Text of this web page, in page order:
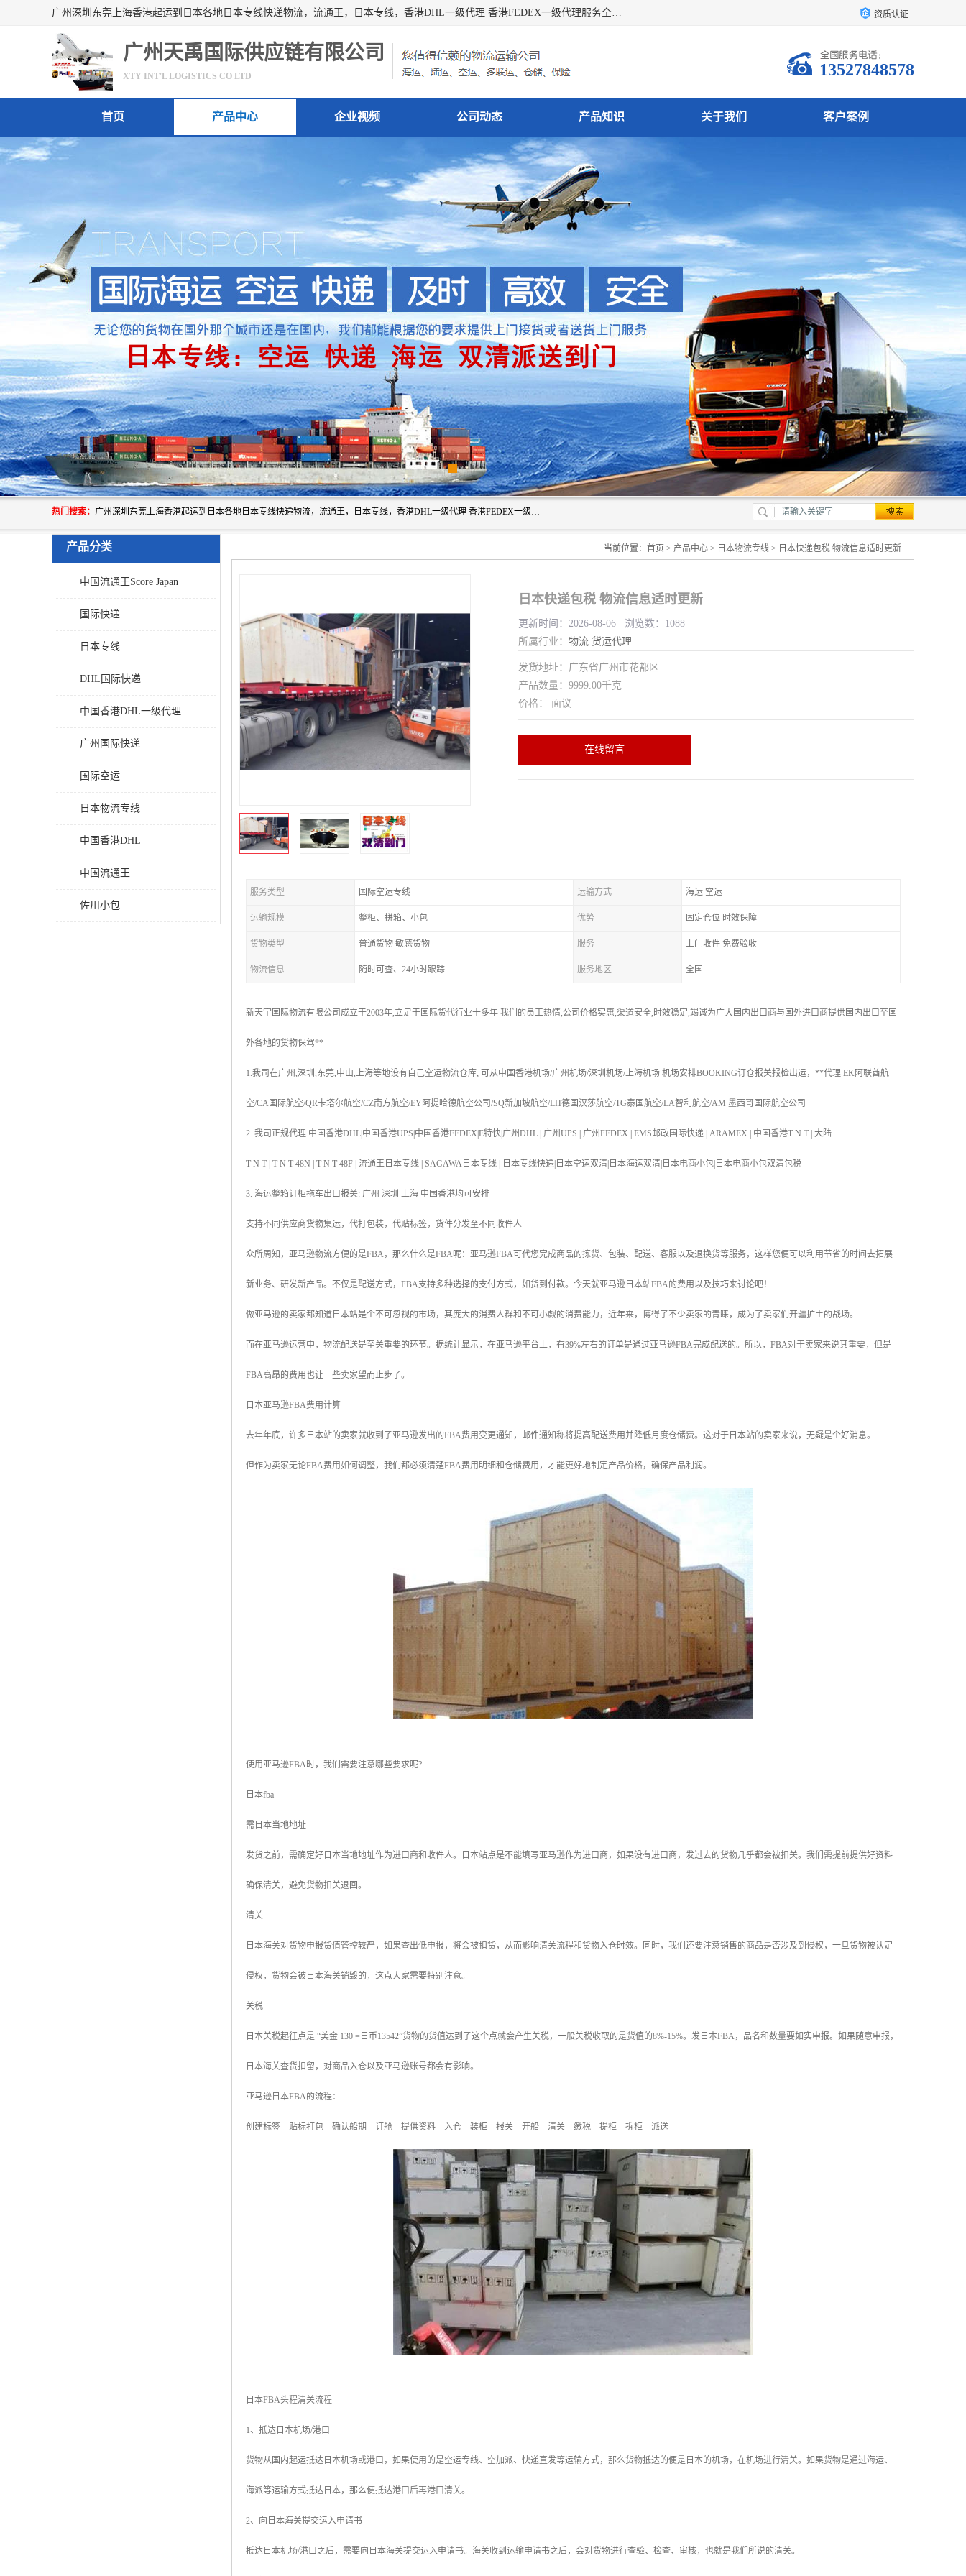
广州深圳东莞上海香港起运到日本各地日本专线快递物流，流通王，日本专线，香港DHL一级代理 香港FEDEX一级代理服务全球主要地区。我司各员工在国际物流行业经验超8年，热枕为各广大进口商与进口商提供优质服务. 资质认证
广州天禹国际供应链有限公司
XTY INT'L LOGISTICS CO LTD 13527848578
首页 产品中心 企业视频 公司动态 产品知识 关于我们 客户案例
热门搜索： 广州深圳东莞上海香港起运到日本各地日本专线快递物流，流通王，日本专线，香港DHL一级代理 香港FEDEX一级代理服务全球主要地区。我司各员工在国际物流行业经验超8年，热枕为各广大进口商与进口商提供优质服务.
产品分类
中国流通王Score Japan
国际快递
日本专线
DHL国际快递
中国香港DHL一级代理
广州国际快递
国际空运
日本物流专线
中国香港DHL
中国流通王
佐川小包
当前位置： 首页 > 产品中心 > 日本物流专线 > 日本快递包税 物流信息适时更新
日本快递包税 物流信息适时更新
更新时间：2026-08-06 浏览数：1088
所属行业： 物流 货运代理
发货地址：广东省广州市花都区
产品数量：9999.00千克
价格： 面议
在线留言
服务类型 国际空运专线 运输方式 海运 空运
运输规模 整柜、拼箱、小包 优势 固定仓位 时效保障
货物类型 普通货物 敏感货物 服务 上门收件 免费验收
物流信息 随时可查、24小时跟踪 服务地区 全国
新天宇国际物流有限公司成立于2003年,立足于国际货代行业十多年 我们的员工热情,公司价格实惠,渠道安全,时效稳定,竭诚为广大国内出口商与国外进口商提供国内出口至国
外各地的货物保驾**
1.我司在广州,深圳,东莞,中山,上海等地设有自己空运物流仓库; 可从中国香港机场/广州机场/深圳机场/上海机场 机场安排BOOKING订仓报关报检出运，**代理 EK阿联酋航
空/CA国际航空/QR卡塔尔航空/CZ南方航空/EY阿提哈德航空公司/SQ新加坡航空/LH德国汉莎航空/TG泰国航空/LA智利航空/AM 墨西哥国际航空公司
2. 我司正规代理 中国香港DHL|中国香港UPS|中国香港FEDEX|E特快|广州DHL | 广州UPS | 广州FEDEX | EMS邮政国际快递 | ARAMEX | 中国香港T N T | 大陆
T N T | T N T 48N | T N T 48F | 流通王日本专线 | SAGAWA日本专线 | 日本专线快递|日本空运双清|日本海运双清|日本电商小包|日本电商小包双清包税
3. 海运整箱订柜拖车出口报关: 广州 深圳 上海 中国香港均可安排
支持不同供应商货物集运，代打包装，代贴标签，货件分发至不同收件人
众所周知，亚马逊物流方便的是FBA，那么什么是FBA呢：亚马逊FBA可代您完成商品的拣货、包装、配送、客服以及退换货等服务，这样您便可以利用节省的时间去拓展
新业务、研发新产品。不仅是配送方式，FBA支持多种选择的支付方式，如货到付款。今天就亚马逊日本站FBA的费用以及技巧来讨论吧！
做亚马逊的卖家都知道日本站是个不可忽视的市场，其庞大的消费人群和不可小觑的消费能力，近年来，博得了不少卖家的青睐，成为了卖家们开疆扩土的战场。
而在亚马逊运营中，物流配送是至关重要的环节。据统计显示，在亚马逊平台上，有39%左右的订单是通过亚马逊FBA完成配送的。所以，FBA对于卖家来说其重要，但是
FBA高昂的费用也让一些卖家望而止步了。
日本亚马逊FBA费用计算
去年年底，许多日本站的卖家就收到了亚马逊发出的FBA费用变更通知，邮件通知称将提高配送费用并降低月度仓储费。这对于日本站的卖家来说，无疑是个好消息。
但作为卖家无论FBA费用如何调整，我们都必须清楚FBA费用明细和仓储费用，才能更好地制定产品价格，确保产品利润。
使用亚马逊FBA时，我们需要注意哪些要求呢?
日本fba
需日本当地地址
发货之前，需确定好日本当地地址作为进口商和收件人。日本站点是不能填写亚马逊作为进口商，如果没有进口商，发过去的货物几乎都会被扣关。我们需提前提供好资料
确保清关，避免货物扣关退回。
清关
日本海关对货物申报货值管控较严，如果查出低申报，将会被扣货，从而影响清关流程和货物入仓时效。同时，我们还要注意销售的商品是否涉及到侵权，一旦货物被认定
侵权，货物会被日本海关销毁的，这点大家需要特别注意。
关税
日本关税起征点是 “美金 130 =日币13542”货物的货值达到了这个点就会产生关税，一般关税收取的是货值的8%-15%。发日本FBA，品名和数量要如实申报。如果随意申报，
日本海关查货扣留，对商品入仓以及亚马逊账号都会有影响。
亚马逊日本FBA的流程：
创建标签—贴标打包—确认船期—订舱—提供资料—入仓—装柜—报关—开船—清关—缴税—提柜—拆柜—派送
日本FBA头程清关流程
1、抵达日本机场/港口
货物从国内起运抵达日本机场或港口，如果使用的是空运专线、空加派、快递直发等运输方式，那么货物抵达的便是日本的机场，在机场进行清关。如果货物是通过海运、
海派等运输方式抵达日本，那么便抵达港口后再港口清关。
2、向日本海关提交运入申请书
抵达日本机场/港口之后，需要向日本海关提交运入申请书。海关收到运输申请书之后，会对货物进行查验、检查、审核，也就是我们所说的清关。